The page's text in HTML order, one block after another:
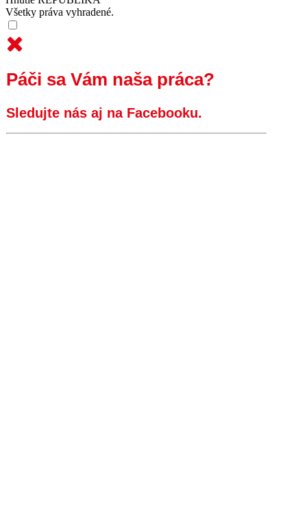
Všetky práva vyhradené.
Páči sa Vám naša práca?
Sledujte nás aj na Facebooku.